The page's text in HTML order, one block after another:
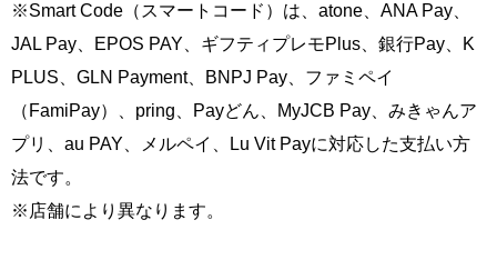
※Smart Code（スマートコード）は、atone、ANA Pay、
JAL Pay、EPOS PAY、ギフティプレモPlus、銀行Pay、K
PLUS、GLN Payment、BNPJ Pay、ファミペイ
（FamiPay）、pring、Payどん、MyJCB Pay、みきゃんア
プリ、au PAY、メルペイ、Lu Vit Payに対応した支払い方
法です。
※店舗により異なります。